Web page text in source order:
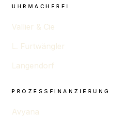
UHRMACHEREI
Vallier & Cie
L. Furtwängler
Langendorf
PROZESSFINANZIERUNG
Avyana